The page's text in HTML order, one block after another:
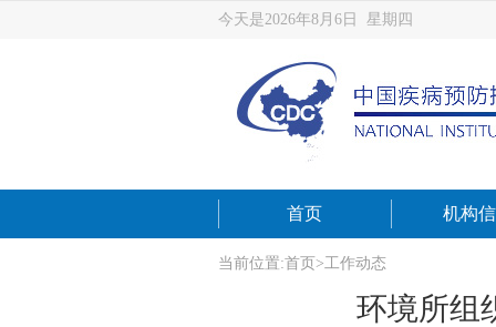
今天是2026年8月6日 星期四
首页 机构
当前位置:首页 >工作动态
环境所组